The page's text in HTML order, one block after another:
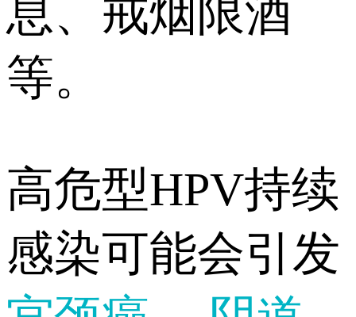
息、戒烟限酒
等。
高危型HPV持续
感染可能会引发